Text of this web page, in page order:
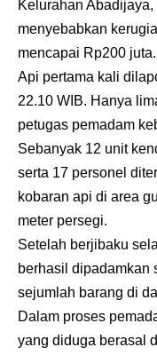
Kelurahan
menyebabkan
mencapai Rp200 juta.
Api pertama kali
22.10 WIB. Hanya
petugas pemadam
Sebanyak 12 unit
serta 17 personel
kobaran api di area
meter persegi.
Setelah berjibaku
berhasil dipadamkan
sejumlah barang di
Dalam proses
yang diduga berasal